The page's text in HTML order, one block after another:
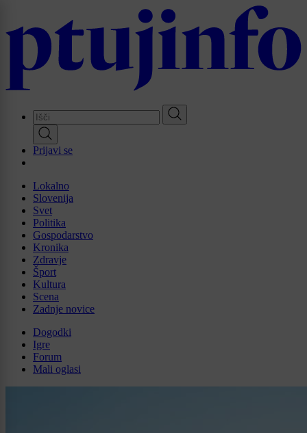
main
Prijavi se
Lokalno
Slovenija
Svet
Politika
Gospodarstvo
Kronika
Zdravje
Šport
Kultura
Scena
Zadnje novice
Dogodki
Igre
Forum
Mali oglasi